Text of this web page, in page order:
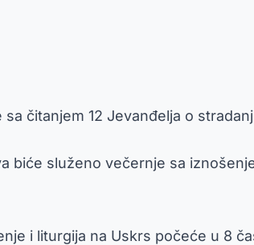
čitanjem 12 Jevanđelja o
biće služeno večernje sa
i liturgija na Uskrs počeće u 8